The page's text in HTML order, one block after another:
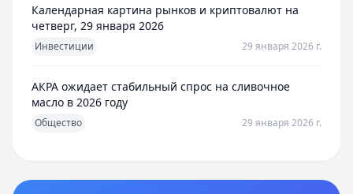
Календарная картина рынков и криптовалют на
четверг, 29 января 2026
Инвестиции 29 января 2026 г.
АКРА ожидает стабильный спрос на сливочное
масло в 2026 году
Общество 29 января 2026 г.